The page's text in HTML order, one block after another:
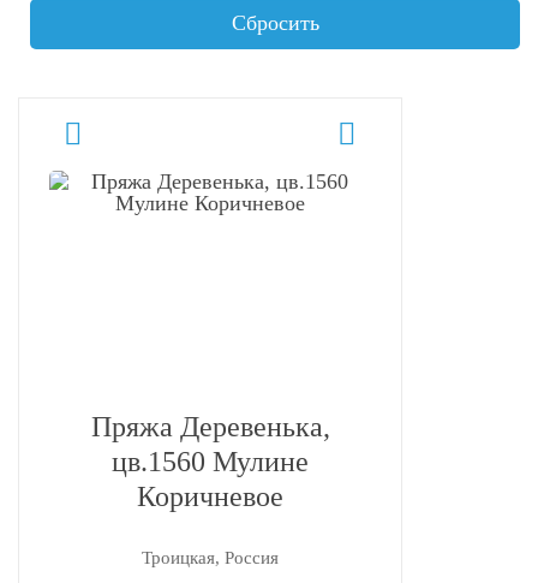
Сбросить
Пряжа Деревенька,
цв.1560 Мулине
Коричневое
Троицкая, Россия